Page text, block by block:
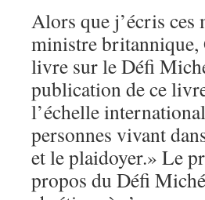
Alors que j’écris ces
ministre britannique,
livre sur le Défi
publication de ce
l’échelle
personnes vivant
et le plaidoyer.» Le
propos du Défi